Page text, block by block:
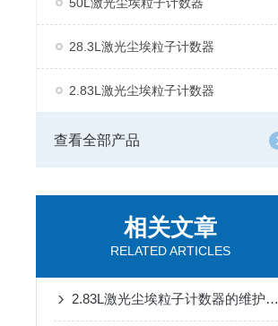
28.3L激光尘埃粒子计数器
2.83L激光尘埃粒子计数器
查看全部产品
相关文章
RELATED ARTICLES
2.83L激光尘埃粒子计数器的维护周期是多久